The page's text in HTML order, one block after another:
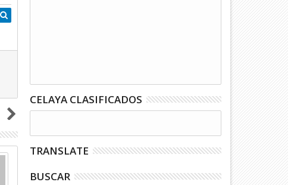
2026
2026
CELAYA CLASIFICADOS
TRANSLATE
BUSCAR